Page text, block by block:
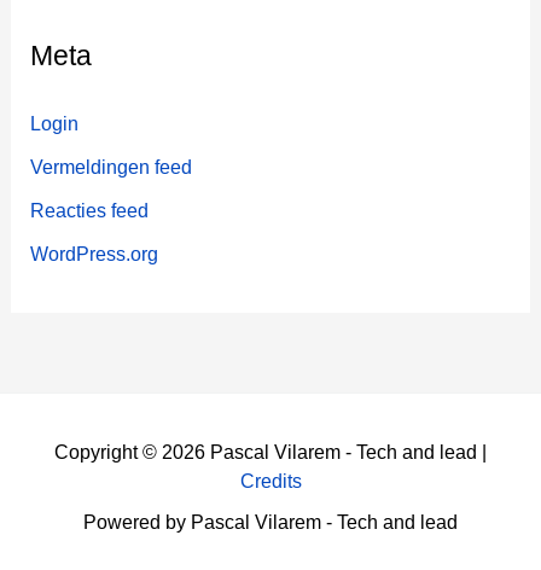
Meta
Login
Vermeldingen feed
Reacties feed
WordPress.org
Copyright © 2026 Pascal Vilarem - Tech and lead |
Credits
Powered by Pascal Vilarem - Tech and lead